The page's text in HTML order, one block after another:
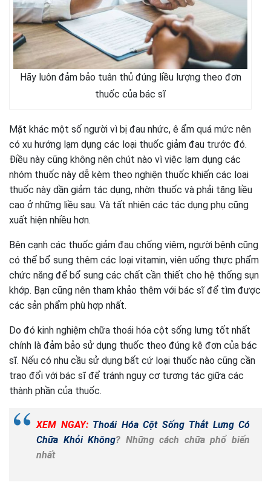
Hãy luôn đảm bảo tuân thủ đúng liều lượng theo đơn
thuốc của bác sĩ
Mặt khác một số người vì bị đau nhức, ê ẩm quá mức nên
có xu hướng lạm dụng các loại thuốc giảm đau trước đó.
Điều này cũng không nên chút nào vì việc lạm dụng các
nhóm thuốc này dễ kèm theo nghiện thuốc khiến các loại
thuốc này dần giảm tác dụng, nhờn thuốc và phải tăng liều
cao ở những liều sau. Và tất nhiên các tác dụng phụ cũng
xuất hiện nhiều hơn.
Bên cạnh các thuốc giảm đau chống viêm, người bệnh cũng
có thể bổ sung thêm các loại vitamin, viên uống thực phẩm
chức năng để bổ sung các chất cần thiết cho hệ thống sụn
khớp. Bạn cũng nên tham khảo thêm với bác sĩ để tìm được
các sản phẩm phù hợp nhất.
Do đó kinh nghiệm chữa thoái hóa cột sống lưng tốt nhất
chính là đảm bảo sử dụng thuốc theo đúng kê đơn của bác
sĩ. Nếu có nhu cầu sử dụng bất cứ loại thuốc nào cũng cần
trao đổi với bác sĩ để tránh nguy cơ tương tác giữa các
thành phần của thuốc.
XEM NGAY: Thoái Hóa Cột Sống Thắt Lưng Có
Chữa Khỏi Không? Những cách chữa phổ biến
nhất